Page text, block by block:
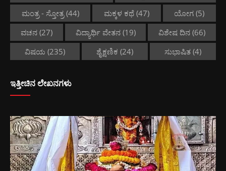
ಮಂತ್ರ - ಸ್ತೋತ್ರ(44) ಮಕ್ಕಳ ಕಥೆ(47) ಯೋಗ (5)
ವಚನ(27) ವಿದ್ಯಾರ್ಥಿ ವೇತನ(19) ವಿಶೇಷ ದಿನ (66)
ವಿಷಯ (235) ಶೈಕ್ಷಣಿಕ (24) ಸುಭಾಷಿತ (4)
ಇತ್ತೀಚಿನ ಲೇಖನಗಳು